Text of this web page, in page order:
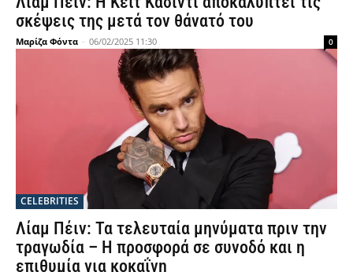
σκέψεις της μετά τον θάνατό του
Μαρίζα Φόντα - 06/02/2025 11:30 0
CELEBRITIES
Λίαμ Πέιν: Τα τελευταία μηνύματα πριν την
τραγωδία – Η προσφορά σε συνοδό και η
επιθυμία για κοκαΐνη